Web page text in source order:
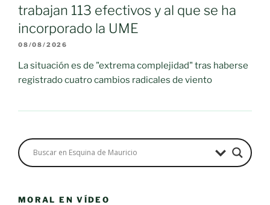
trabajan 113 efectivos y al que se ha
incorporado la UME
08/08/2026
La situación es de "extrema complejidad" tras haberse
registrado cuatro cambios radicales de viento
MORAL EN VÍDEO